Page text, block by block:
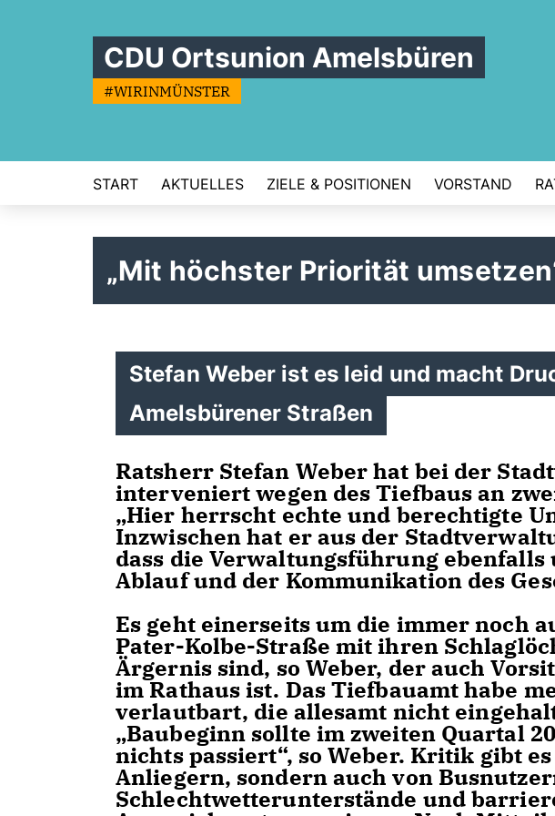
CDU Ortsunion Amelsbüren
#WIRINMÜNSTER
START AKTUELLES ZIELE & POSITIONEN VORSTAND
Mit höchster Priorität
Stefan Weber ist es leid und macht
Amelsbürener Straßen
Ratsherr Stefan Weber hat bei der
interveniert wegen des Tiefbaus an
Hier herrscht echte und berechtigte
Inzwischen hat er aus der
dass die Verwaltungsführung
Ablauf und der Kommunikation des
Es geht einerseits um die immer noch
Pater-Kolbe-Straße mit ihren
Ärgernis sind, so Weber, der auch
im Rathaus ist. Das Tiefbauamt habe
verlautbart, die allesamt nicht
Baubeginn sollte im zweiten Quartal
nichts passiert“, so Weber. Kritik gibt
Anliegern, sondern auch von
Schlechtwetterunterstände und